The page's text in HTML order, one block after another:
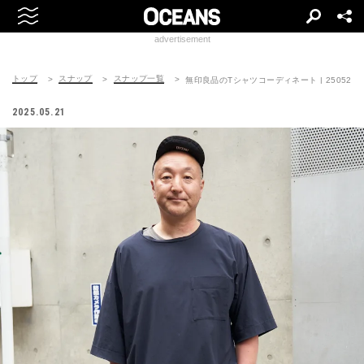
advertisement
トップ スナップ スナップ一覧 無印良品のTシャツコーディネート | 250521-
2025.05.21